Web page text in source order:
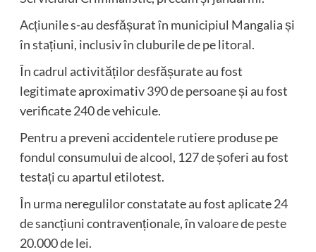
Acțiunile s-au desfășurat în municipiul Mangalia și
în stațiuni, inclusiv în cluburile de pe litoral.
În cadrul activităților desfășurate au fost
legitimate aproximativ 390 de persoane și au fost
verificate 240 de vehicule.
Pentru a preveni accidentele rutiere produse pe
fondul consumului de alcool, 127 de șoferi au fost
testați cu apartul etilotest.
În urma neregulilor constatate au fost aplicate 24
de sancțiuni contravenționale, în valoare de peste
20.000 de lei.